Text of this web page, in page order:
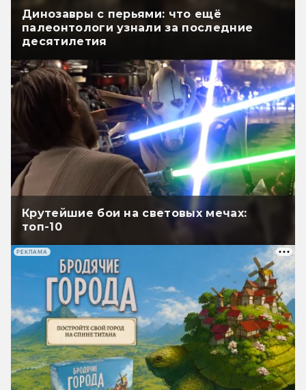
Динозавры с перьями: что ещё
палеонтологи узнали за последние
десятилетия
Крутейшие бои на световых мечах:
топ-10
РЕКЛАМА